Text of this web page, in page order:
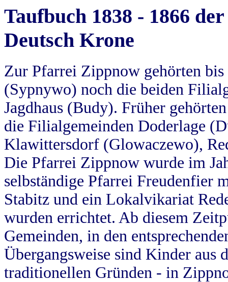
Taufbuch 1838 - 1866
Deutsch Krone
Zur Pfarrei Zippnow gehörten
(Sypnywo) noch die beiden
Jagdhaus (Budy). Früher
die Filialgemeinden Doderlage
Klawittersdorf (Glowaczewo),
Die Pfarrei Zippnow wurde im
selbständige Pfarrei Freudenfier
Stabitz und ein Lokalvikariat
wurden errichtet. Ab diesem
Gemeinden, in den
Übergangsweise sind Kinder aus
traditionellen Gründen - in